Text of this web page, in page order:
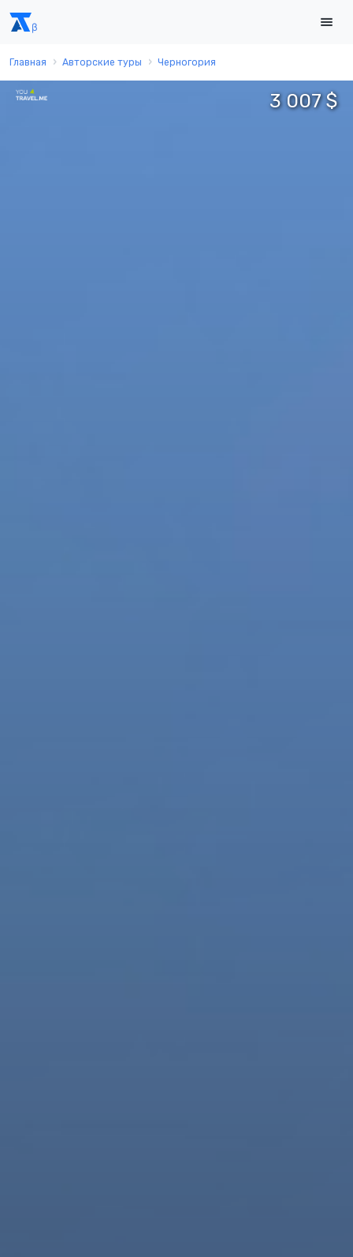
Главная Авторские туры Черногория
3 007 $